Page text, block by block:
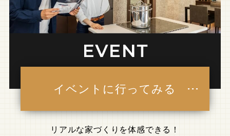
イベントに行ってみる
リアルな家づくりを体感できる！